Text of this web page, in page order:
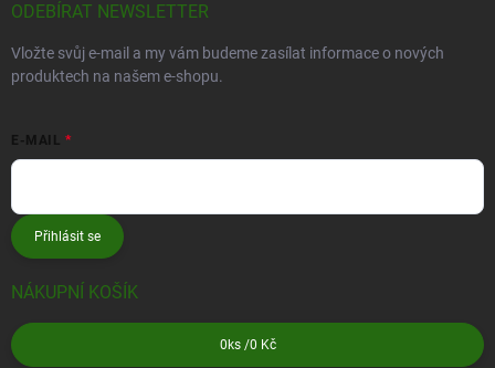
ODEBÍRAT NEWSLETTER
Vložte svůj e-mail a my vám budeme zasílat informace o nových
produktech na našem e-shopu.
E-MAIL
Přihlásit se
NÁKUPNÍ KOŠÍK
0 ks /0 Kč